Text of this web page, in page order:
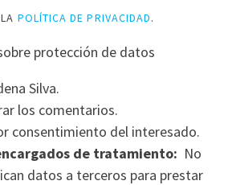
POLÍTICA DE PRIVACIDAD.
protección de datos
Silva.
los comentarios.
consentimiento del interesado.
de tratamiento: No
datos a terceros para prestar